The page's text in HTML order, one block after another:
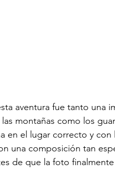
aventura fue tanto una
montañas como los
en el lugar correcto y
una composición tan
de que la foto